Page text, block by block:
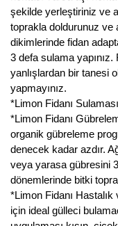
şekilde yerleştiriniz ve
toprakla doldurunuz ve
dikimlerinde fidan
3 defa sulama
yanlışlardan bir tanesi
yapmayınız.
*Limon Fidanı
*Limon Fidanı
organik gübreleme
denecek kadar azdır.
veya yarasa gübresini
dönemlerinde bitki
*Limon Fidanı
için ideal gülleci
Nektarin Fidanı
Papaya Fidanı
Pepino Fidanı
Pitaya Fidanı
Şeftali Fidanı
Trabzon Hurması
Üzüm Fidanı
Vişne Fidanı